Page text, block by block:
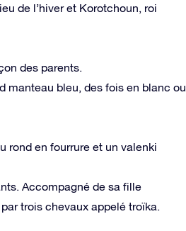
de l’hiver et Korotchoun, roi
des parents.
manteau bleu, des fois en blanc ou
rond en fourrure et un valenki
Accompagné de sa fille
trois chevaux appelé troïka.